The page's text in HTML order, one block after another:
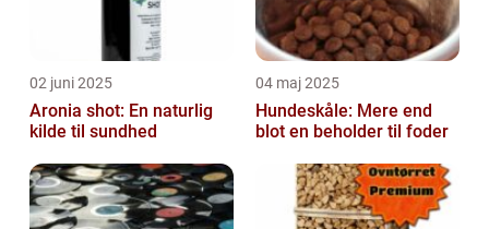
02 juni 2025
Aronia shot: En naturlig
kilde til sundhed
04 maj 2025
Hundeskåle: Mere end
blot en beholder til foder